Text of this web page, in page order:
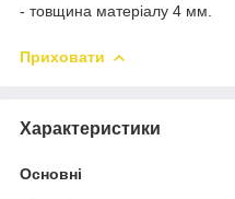
- товщина матеріалу 4 мм.
Приховати
Характеристики
Основні